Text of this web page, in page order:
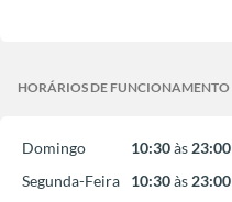
HORÁRIOS DE FUNCIONAMENTO
Domingo 10:30às 23:00
Segunda-Feira
10:30às 23:00